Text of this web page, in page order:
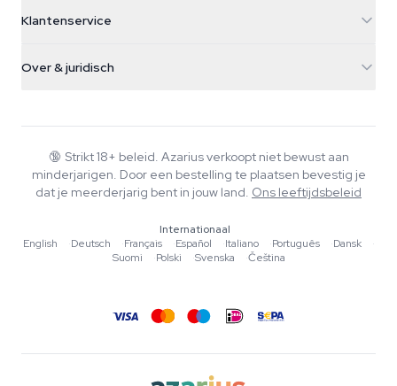
Nederland
+31(0)204897914
Smokeshop
Klantenservice
Retourbeleid
Veelgestelde vragen
Privacybeleid
Over & juridisch
Wiki
Muziek
Redactionele normen
Tools & Calculators
🔞 Strikt 18+ beleid. Azarius verkoopt niet bewust aan
minderjarigen. Door een bestelling te plaatsen bevestig je
dat je meerderjarig bent in jouw land. Ons leeftijdsbeleid
Internationaal
English
·Deutsch ·Français ·Español ·Italiano ·Português ·Dansk
·
Suomi
·Polski ·Svenska ·Čeština